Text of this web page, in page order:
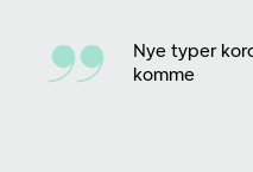
Nye typer
komme